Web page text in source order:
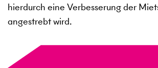
hierdurch eine Verbesserung der
angestrebt wird.